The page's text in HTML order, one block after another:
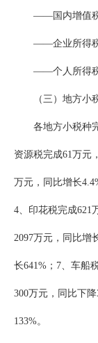
——国内增值税
——企业所得税
——个人所得税
（三）地方小
各地方小税种
资源税完成61万元
万元，同比增长
4、印花税完成621
2097万元，同比增
长641%；7、车船
300万元，同比下
133%。